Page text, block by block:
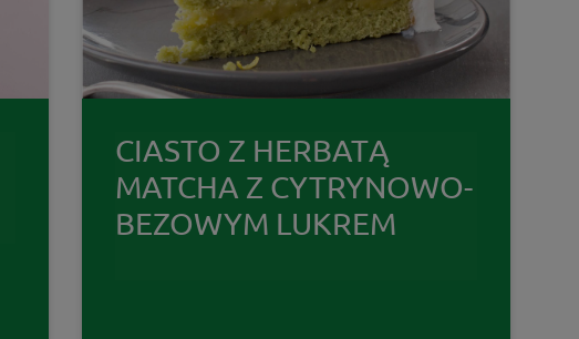
CIASTO Z HERBATĄ
MATCHA Z CYTRYNOWO-
BEZOWYM LUKREM